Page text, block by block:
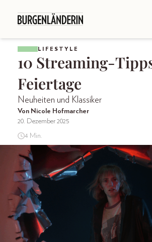
LIFESTYLE
10 Streaming-
Feiertage
Neuheiten und Klassiker
Von Nicole Hofmarcher
20. Dezember 2025
4 Min.